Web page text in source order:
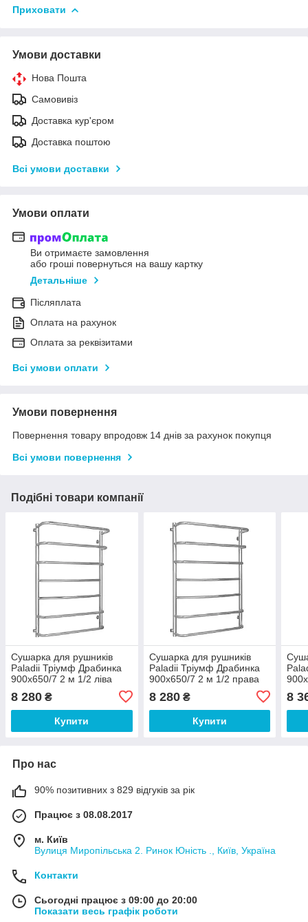
Приховати
Умови доставки
Нова Пошта
Самовивіз
Доставка кур'єром
Доставка поштою
Всі умови доставки
Умови оплати
Ви отримаєте замовлення
або гроші повернуться на вашу картку
Детальніше
Післяплата
Оплата на рахунок
Оплата за реквізитами
Всі умови оплати
Умови повернення
Повернення товару впродовж 14 днів за рахунок покупця
Всі умови повернення
Подібні товари компанії
Сушарка для рушників
Paladii Тріумф Драбинка
900х650/7 2 м 1/2 ліва
8 280 ₴
Купити
Сушарка для рушників
Paladii Тріумф Драбинка
900х650/7 2 м 1/2 права
8 280₴
Купити
8
Про нас
90% позитивних з 829 відгуків за рік
Працює з 08.08.2017
м. Київ
Вулиця Миропільська 2. Ринок Юність ., Київ, Україна
Контакти
Сьогодні працює з 09:00 до 20:00
Показати весь графік роботи